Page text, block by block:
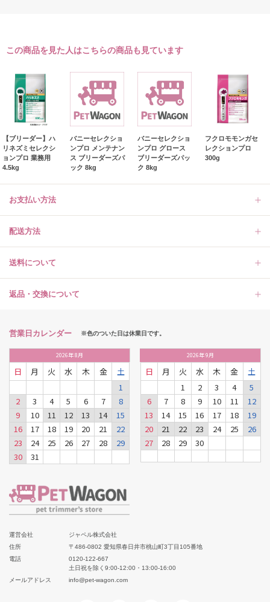
この商品を見た人はこちらの商品も見ています
【ブリーダー】ハ
リネズミセレクシ
ョンプロ 業務用
4.5kg
バニーセレクショ
ンプロ メンテナン
ス ブリーダーズパ
ック 8kg
バニーセレクショ
ンプロ グロース
ブリーダーズパッ
ク 8kg
フクロモモンガセ
レクションプロ
300g
お支払い方法
配送方法
送料について
返品・交換について
営業日カレンダー ※色のついた日は休業日です。
2026年8月
日 月 火 水 木 金
土
1
2
3 4 5 6 7
8
9
10 11 12 13 14
15
16
17 18 19 20 21
22
23
24 25 26 27 28
29
30
31
2026年9月
日 月 火 水 木 金
土
1
2 3 4
5
6
7 8 9 10 11
12
13
14 15 16 17 18
19
20
21 22 23 24 25
26
27
28 29 30
運営会社
ジャペル株式会社
住所
〒486-0802 愛知県春日井市桃山町3丁目105番地
電話
0120-122-667
土日祝を除く9:00-12:00・13:00-16:00
メールアドレス
info@pet-wagon.com